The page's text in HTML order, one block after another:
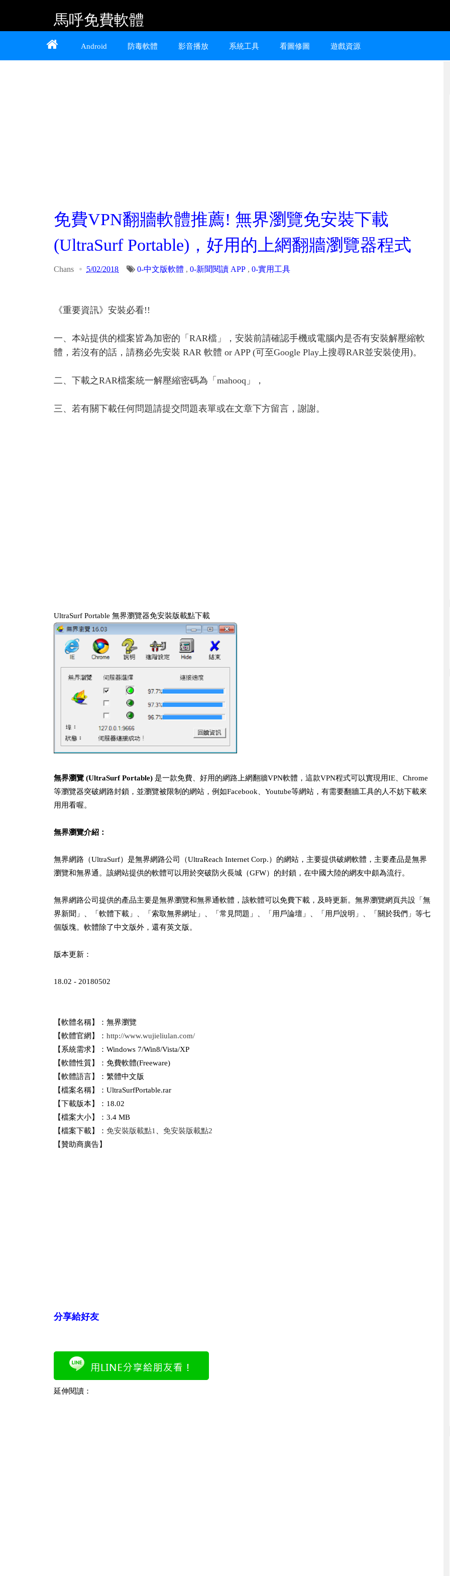
Home About Contact
馬呼免費軟體
提供 Android、iOS 好用的手機應用程式及
Android 防毒軟體 影音播放 系統工具 看圖修圖 遊戲資源
免費VPN翻牆軟體推薦! 無界瀏覽免安裝下載
(UltraSurf Portable)，好用的上網翻牆瀏覽器程式
Chans 5/02/2018 0-中文版軟體 , 0-新聞閱讀 APP , 0-實用工具
《重要資訊》安裝必看!!
一、本站提供的檔案皆為加密的「RAR檔」，安裝前請確認手機或電腦內是否有安裝解壓縮軟
體，若沒有的話，請務必先安裝 RAR 軟體 or APP (可至Google Play上搜尋RAR並安裝使用)。
二、下載之RAR檔案統一解壓縮密碼為「mahooq」，
三、若有關下載任何問題請提交問題表單或在文章下方留言，謝謝。
UltraSurf Portable 無界瀏覽器免安裝版載點下載
無界瀏覽 (UltraSurf Portable) 是一款免費、好用的網路上網翻牆VPN軟體，這款VPN程式可以實現用IE、Chrome
等瀏覽器突破網路封鎖，並瀏覽被限制的網站，例如Facebook、Youtube等網站，有需要翻牆工具的人不妨下載來
用用看喔。
無界瀏覽介紹：
無界網路（UltraSurf）是無界網路公司（UltraReach Internet Corp.）的網站，主要提供破網軟體，主要產品是無界
瀏覽和無界通。該網站提供的軟體可以用於突破防火長城（GFW）的封鎖，在中國大陸的網友中頗為流行。
無界網路公司提供的產品主要是無界瀏覽和無界通軟體，該軟體可以免費下載，及時更新。無界瀏覽網頁共設「無
界新聞」、「軟體下載」、「索取無界網址」、「常見問題」、「用戶論壇」、「用戶說明」、「關於我們」等七
個版塊。軟體除了中文版外，還有英文版。
版本更新：
18.02 - 20180502
【軟體名稱】：無界瀏覽
【軟體官網】： http://www.wujieliulan.com/
【系統需求】：Windows 7/Win8/Vista/XP
【軟體性質】：免費軟體(Freeware)
【軟體語言】：繁體中文版
【檔案名稱】：UltraSurfPortable.rar
【下載版本】：18.02
【檔案大小】：3.4 MB
【檔案下載】： 免安裝版載點1、 免安裝版載點2
【贊助商廣告】
分享給好友
延伸閱讀：